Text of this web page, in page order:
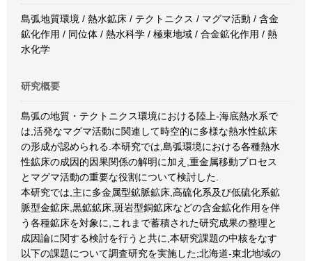
島弧地質環境 / 熱水鉱床 / テクトニクス / マグマ活動 / 含金
鉱化作用 / 同位体 / 熱水科学 / 極東地域 / 合金鉱化作用 / 熱
水化学
研究概要
島弧の地質・テクトニクス環境における陸上-海底熱水系で
は,活発なマグマ活動に関連して時空的に多様な熱水性鉱床
の形成が認められる.本研究では,島弧環境における各種熱水
性鉱床の成因的因果関係の解明に加え,重金属移動プロセス
とマグマ活動の重要な役割について検討した.
本研究では,主に多金属型鉱脈鉱床,高硫化系及び低硫化系鉱
脈型金鉱床,黒鉱鉱床,斑岩型銅鉱床などの含金鉱化作用を伴
う各種鉱床を対象に,これまで蓄積された研究成果の整理と
成因論に関する検討を行うと共に,本研究課題の中核をなす
以下の課題について調査研究を実施した;北海道-東北地域の